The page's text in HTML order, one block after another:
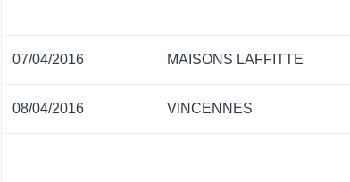
07/04/2016 MAISONS LAFFITTE
08/04/2016 VINCENNES